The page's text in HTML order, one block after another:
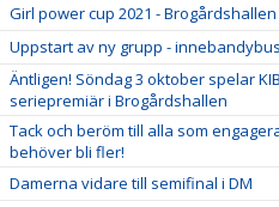
Girl power cup 2021 -
Uppstart av ny grupp -
Äntligen! Söndag 3 oktober spelar
seriepremiär i Brogårdshallen
Tack och beröm till alla som
behöver bli fler!
Damerna vidare till semifinal i DM